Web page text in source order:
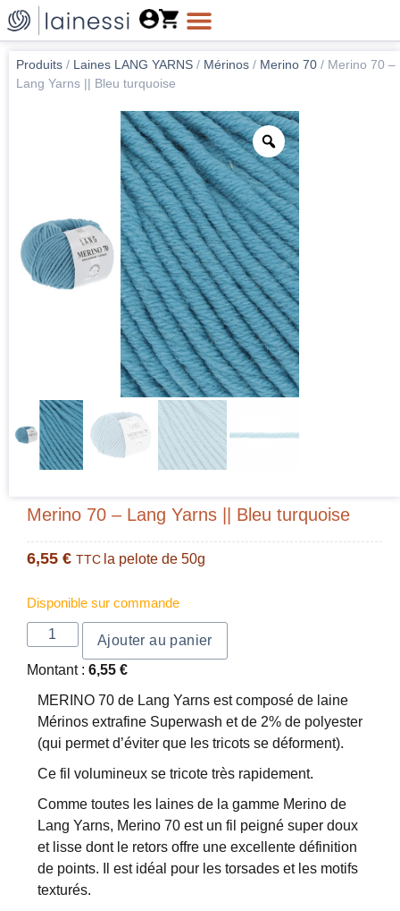
Produits / Laines LANG YARNS / Mérinos / Merino 70 / Merino 70 –
Lang Yarns || Bleu turquoise
Merino 70 – Lang Yarns || Bleu turquoise
6,55 € TTC la pelote de 50g
Disponible sur commande
Ajouter au panier
Montant : 6,55 €
MERINO 70 de Lang Yarns est composé de laine
Mérinos extrafine Superwash et de 2% de polyester
(qui permet d’éviter que les tricots se déforment).
Ce fil volumineux se tricote très rapidement.
Comme toutes les laines de la gamme Merino de
Lang Yarns, Merino 70 est un fil peigné super doux
et lisse dont le retors offre une excellente définition
de points. Il est idéal pour les torsades et les motifs
texturés.